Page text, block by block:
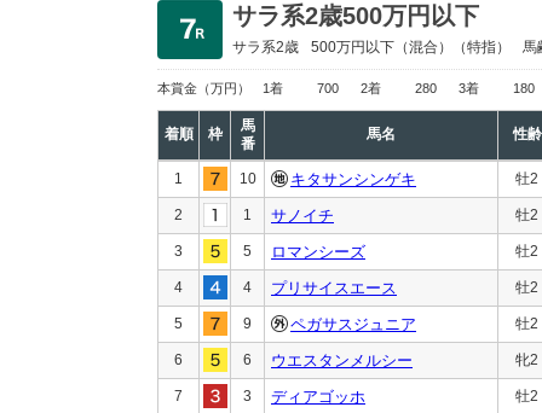
サラ系2歳500万円以下
サラ系2歳 500万円以下 （混合）（特指） 馬
本賞金 （万円） 1着 700 2着 280 3着 180
着順 枠
馬
番
馬名 性齢
1 10 キタサンシンゲキ 牡2
2 1 サノイチ 牡2
3 5 ロマンシーズ 牡2
4 4 プリサイスエース 牡2
5 9 ペガサスジュニア 牡2
6 6 ウエスタンメルシー 牝2
7 3 ディアゴッホ 牡2